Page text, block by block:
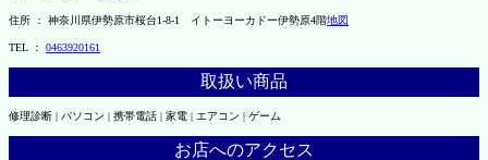
住所 ： 神奈川県伊勢原市桜台1-8-1 イトーヨーカドー伊勢原4階地図
TEL ： 0463920161
取扱い商品
修理診断 | パソコン | 携帯電話 | 家電 | エアコン | ゲーム
お店へのアクセス